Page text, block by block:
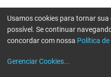
Usamos cookies para tornar sua
possível. Se continuar
concordar com nossa Política
Gerenciar Cookies...
Erro ao enviar informações,